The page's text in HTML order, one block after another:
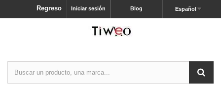
Español
Blog
Iniciar sesión
Regreso